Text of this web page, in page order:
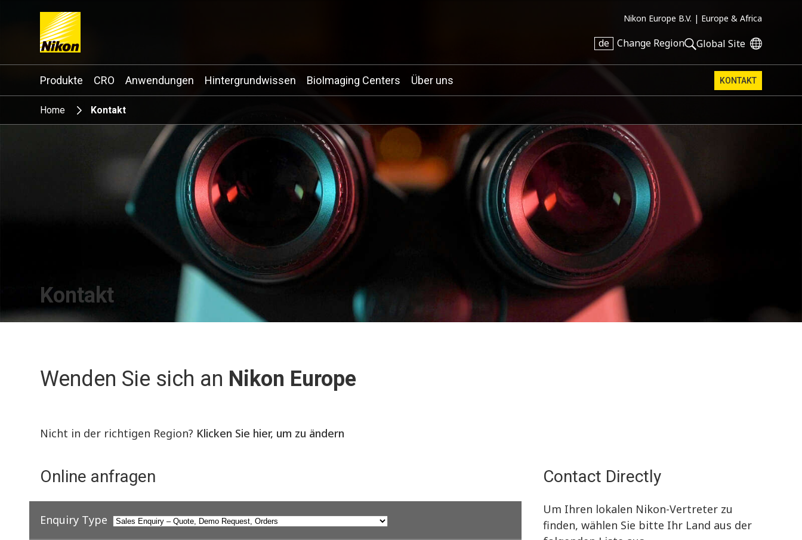
Nikon Europe B.V. | Europe & Africa
de Change Region Global Site
Search keyword(s)
Produkte CRO Anwendungen Hintergrundwissen BioImaging Centers Über uns KONTAKT
Home Kontakt
Kontakt
Wenden Sie sich an Nikon Europe
Nicht in der richtigen Region? Klicken Sie hier, um zu ändern
Online anfragen
Enquiry Type
Contact Directly
Um Ihren lokalen Nikon-Vertreter zu
finden, wählen Sie bitte Ihr Land aus der